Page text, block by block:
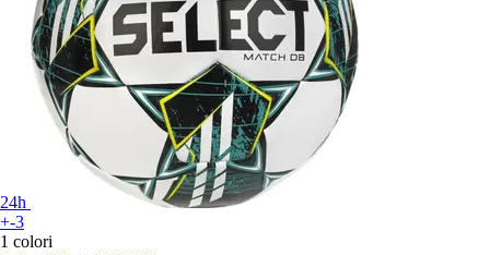
24h
+-3
1 colori